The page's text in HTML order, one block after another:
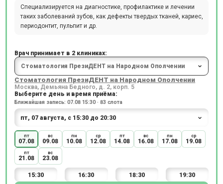
Специализируется на диагностике, профилактике и лечении
таких заболеваний зубов, как дефекты твердых тканей, кариес,
периодонтит, пульпит и др.
Врач принимает в 2 клиниках:
Стоматология ПрезиДЕНТ на Народном Ополчении
Москва, Демьяна Бедного, д. 2, корп. 5
Выберите день и время приёма:
Ближайшая запись: 07.08 15:30 · 83 слота
пт
07.08
вс
09.08
пн
10.08
ср
12.08
пт
14.08
вс
16.08
пн
17.08
ср
19.08
пт
21.08
вс
23.08
15:30 16:30 18:30 19:30